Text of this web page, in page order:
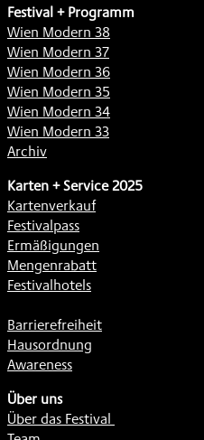
Festival + Programm
Wien Modern 38
Wien Modern 37
Wien Modern 36
Wien Modern 35
Wien Modern 34
Wien Modern 33
Archiv
Karten + Service 2025
Kartenverkauf
Festivalpass
Ermäßigungen
Mengenrabatt
Festivalhotels
Barrierefreiheit
Hausordnung
Awareness
Über uns
Über das Festival